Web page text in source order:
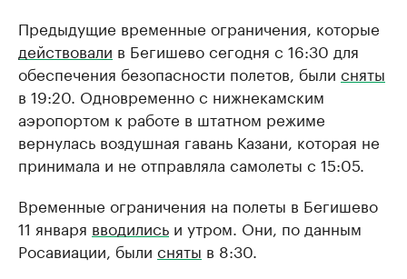
Предыдущие временные ограничения, которые
действовали в Бегишево сегодня с 16:30 для
обеспечения безопасности полетов, были сняты
в 19:20. Одновременно с нижнекамским
аэропортом к работе в штатном режиме
вернулась воздушная гавань Казани, которая не
принимала и не отправляла самолеты с 15:05.
Временные ограничения на полеты в Бегишево
11 января вводились и утром. Они, по данным
Росавиации, были сняты в 8:30.